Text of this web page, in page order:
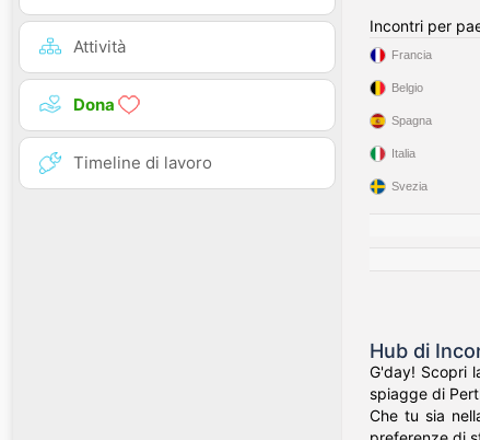
Attività
Dona
Timeline di lavoro
Incontri per
Francia
Belgio
Spagna
Italia
Svezia
Hub di
G'day! Scopri
spiagge di
Che tu sia